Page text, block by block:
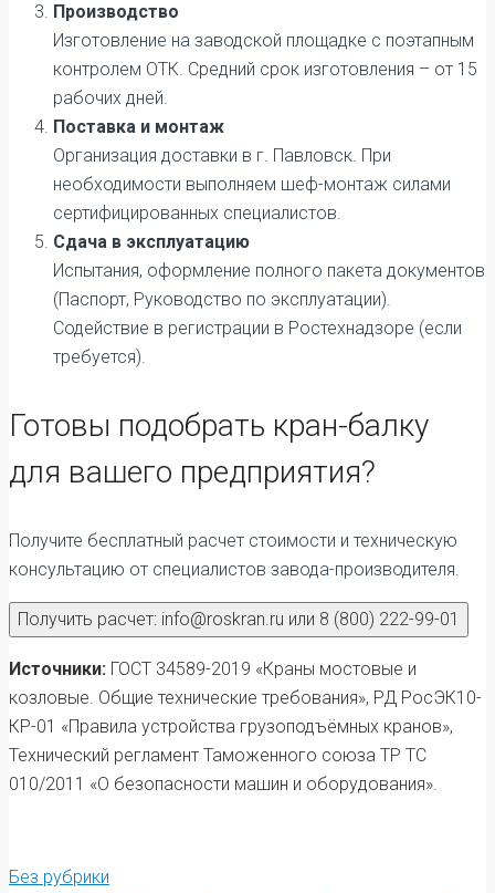
Производство
Изготовление на заводской площадке с поэтапным
контролем ОТК. Средний срок изготовления – от 15
рабочих дней.
Поставка и монтаж
Организация доставки в г. Павловск. При
необходимости выполняем шеф-монтаж силами
сертифицированных специалистов.
Сдача в эксплуатацию
Испытания, оформление полного пакета документов
(Паспорт, Руководство по эксплуатации).
Содействие в регистрации в Ростехнадзоре (если
требуется).
Готовы подобрать кран-балку
для вашего предприятия?
Получите бесплатный расчет стоимости и техническую
консультацию от специалистов завода-производителя.
Получить расчет: info@roskran.ru или 8 (800) 222-99-01
Источники: ГОСТ 34589-2019 «Краны мостовые и
козловые. Общие технические требования», РД РосЭК10-
КР-01 «Правила устройства грузоподъёмных кранов»,
Технический регламент Таможенного союза ТР ТС
010/2011 «О безопасности машин и оборудования».
Без рубрики